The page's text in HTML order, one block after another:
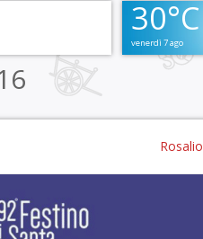
30°C
venerdì 7 ago
Rosalio